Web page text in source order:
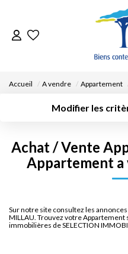
DÉPOSEZ
Accueil A vendre Appartement
Modifier les
Sélectionnez...
Type de bien
Achat / Vente
Appartement a
Sur notre site consultez les
MILLAU. Trouvez votre Appartement
immobilières de SELECTION